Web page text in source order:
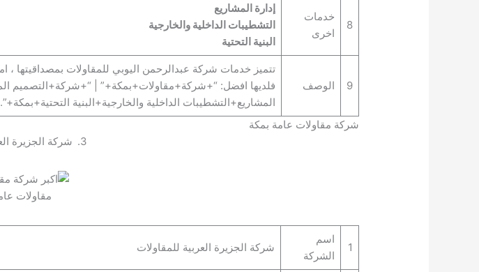
8
خدمات
اخرى
إدارة المشاريع
التشطيبات الداخلية والخارجية
البنية التحتية
9 الوصف
تتميز خدمات شركة عبدالرحمن اليوبي للمقاولات بمصداقيتها ،
فلديها افضل: “+شركة+مقاولات+بمكة+” | “+شركة+التصميم
المشاريع+التشطيبات الداخلية والخارجية+البنية التحتية+بمكة+”.
شركة مقاولات عامة بمكة
3.
شركة الجزيرة
مقاولات
1
اسم
الشركة
شركة الجزيرة العربية للمقاولات